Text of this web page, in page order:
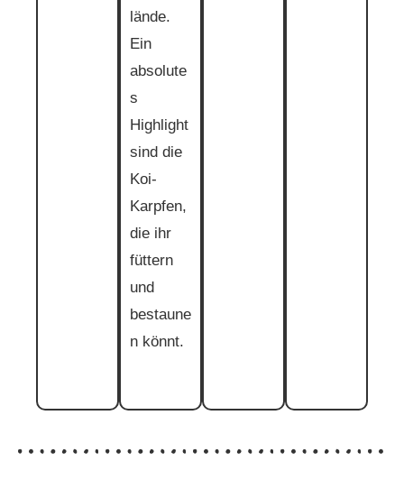
lände.
Ein
absolute
s
Highlight
sind die
Koi-
Karpfen,
die ihr
füttern
und
bestaune
n könnt.